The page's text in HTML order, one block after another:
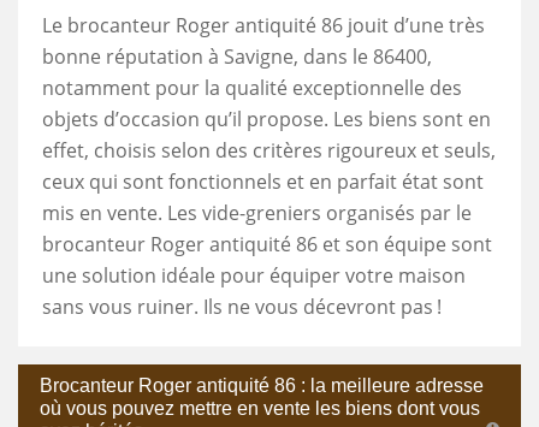
Le brocanteur Roger antiquité 86 jouit d’une très
bonne réputation à Savigne, dans le 86400,
notamment pour la qualité exceptionnelle des
objets d’occasion qu’il propose. Les biens sont en
effet, choisis selon des critères rigoureux et seuls,
ceux qui sont fonctionnels et en parfait état sont
mis en vente. Les vide-greniers organisés par le
brocanteur Roger antiquité 86 et son équipe sont
une solution idéale pour équiper votre maison
sans vous ruiner. Ils ne vous décevront pas !
Brocanteur Roger antiquité 86 : la meilleure adresse
où vous pouvez mettre en vente les biens dont vous